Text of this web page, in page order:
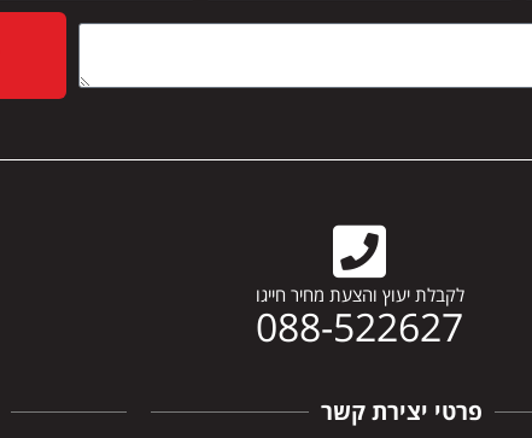
לקבלת יעוץ והצעת מחיר חייגו
088-522627
פרטי יצירת קשר